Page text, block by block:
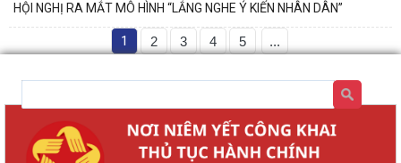
HỘI NGHỊ RA MẮT MÔ HÌNH “LẮNG NGHE Ý KIẾN NHÂN DÂN”
1 2 3 4 5 ...